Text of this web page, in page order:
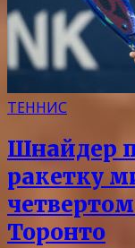
ТЕННИС
Шнайдер
ракетку
Торонто